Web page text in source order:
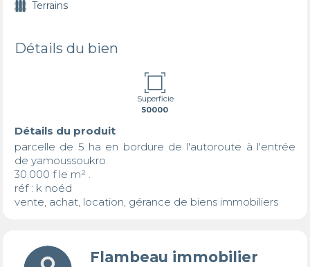
Terrains
Détails du bien
Superficie
50000
Détails du produit
parcelle de 5 ha en bordure de l'autoroute à l'entrée
de yamoussoukro.
30.000 f le m² .
réf : k noéd
vente, achat, location, gérance de biens immobiliers
Flambeau immobilier